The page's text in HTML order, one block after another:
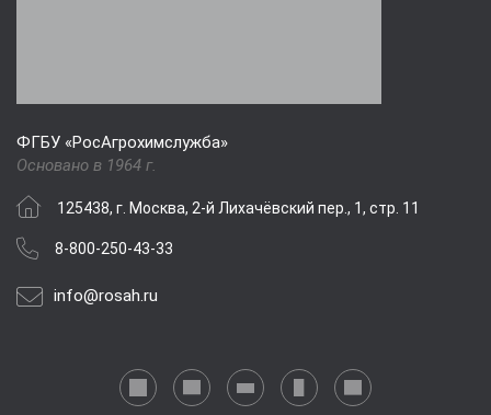
ФГБУ «РосАгрохимслужба»
Основано в 1964 г.
125438, г. Москва, 2-й Лихачёвский пер., 1, стр. 11
8-800-250-43-33
info@rosah.ru